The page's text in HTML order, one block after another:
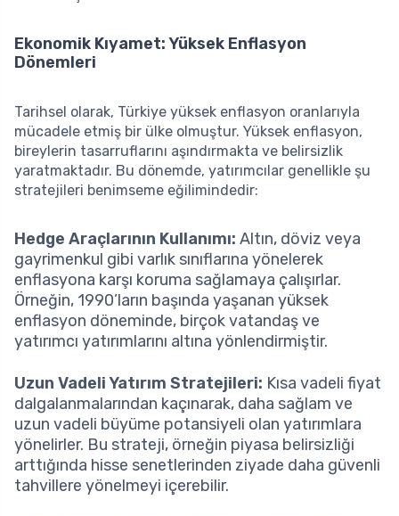
Ekonomik Kıyamet: Yüksek Enflasyon
Dönemleri
Tarihsel olarak, Türkiye yüksek enflasyon oranlarıyla
mücadele etmiş bir ülke olmuştur. Yüksek enflasyon,
bireylerin tasarruflarını aşındırmakta ve belirsizlik
yaratmaktadır. Bu dönemde, yatırımcılar genellikle şu
stratejileri benimseme eğilimindedir:
Hedge Araçlarının Kullanımı: Altın, döviz veya
gayrimenkul gibi varlık sınıflarına yönelerek
enflasyona karşı koruma sağlamaya çalışırlar.
Örneğin, 1990’ların başında yaşanan yüksek
enflasyon döneminde, birçok vatandaş ve
yatırımcı yatırımlarını altına yönlendirmiştir.
Uzun Vadeli Yatırım Stratejileri: Kısa vadeli fiyat
dalgalanmalarından kaçınarak, daha sağlam ve
uzun vadeli büyüme potansiyeli olan yatırımlara
yönelirler. Bu strateji, örneğin piyasa belirsizliği
arttığında hisse senetlerinden ziyade daha güvenli
tahvillere yönelmeyi içerebilir.